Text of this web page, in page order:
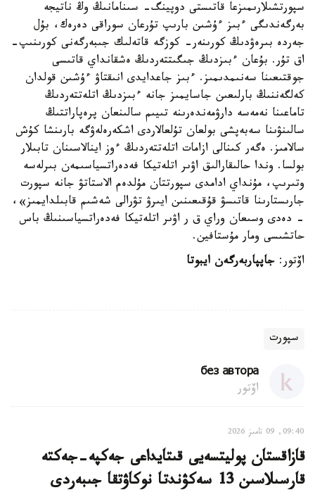
سپورتشىلارىمىزعا قاتىستى دوپينگ- سىنامانىڭ وڭ ناتيجە
بەرگەندىگى ءبىز ءۇشىن بارىپ تۇرعان سوراقى دەرەك، بۇل
جەردە بىرەۋدىڭ كورىنەر- كوزگە قاتەلىك جىبەرگەنى كورىنىپ-
اق تۇر. بۇعان ءبىزدىڭ جىگىتتەردىڭ ەشقانداي قاتىسى
جوقتىعىنا سەنىمدىمىز. ءبىز جاعدايدى انىقتاۋ ءۇشىن قولدان
كەلگەننىڭ بارلىعىن جاسايمىز جانە ءبىزدىڭ اتلەتتەردىڭ
تاماعىنا نەمەسە دارۋمەندەرىنە تىيىم سالىنعان پرەپاراتتىڭ
سالىنۋىنا سەبەپشى بولعان تۇلعالاردى اشكەرەلەۋگە بارىنشا كۇش
سالامىز. ەگەر كىنالى ازامات اتلەتتەردىڭ ءوز اينالاسىنان تابىلار
بولسا. وندا حالىقارالىق اۋىر اتلەتيكا فەدەراتسياسىمەن بىرلەسە
وتىرىپ، مۇنداي ادامدى سپورتتان مۇلدەم الاستاتۋ جانە سپورت
جارىستارىنا قاتىسۋ قۇقىعىنىن ايىرۋ تۋرالى شەشىم قابىلدايمىز»،
- دەدى وسىعان وراي ق ر اۋىر اتلەتيكا فەدەراتسياسىنىڭ باس
حاتشىسى ومار مۇستافين.
اۆتور: جاپپاربەرگەن ايبوتا
سپورت
без автора
اۆتور
09:40, 09 تامىز 2026
قازاقستان پوليتسەيى قىتايداعى جەكپە-جەكتە
قارسىلاسىن 13 سەكۋندتا نوكاۋتقا جىبەردى